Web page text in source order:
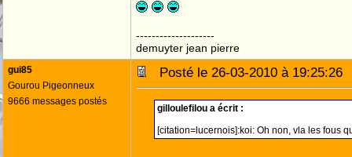
--------------------
demuyter jean pierre
gui85
Gourou Pigeonneux
9666 messages postés
Posté le 26-03-2010 à
gilloulefilou a écrit :
[citation=lucernois]:koi: Oh non, vla les fous